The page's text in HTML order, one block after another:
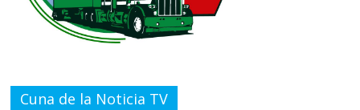
Cuna de la Noticia TV